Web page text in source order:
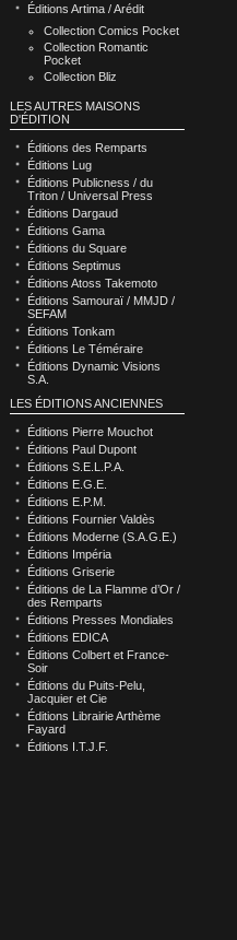
Éditions Artima / Arédit
Collection Comics Pocket
Collection Romantic
Pocket
Collection Bliz
LES AUTRES MAISONS
D'ÉDITION
Éditions des Remparts
Éditions Lug
Éditions Publicness / du
Triton / Universal Press
Éditions Dargaud
Éditions Gama
Éditions du Square
Éditions Septimus
Éditions Atoss Takemoto
Éditions Samouraï / MMJD /
SEFAM
Éditions Tonkam
Éditions Le Téméraire
Éditions Dynamic Visions
S.A.
LES ÉDITIONS ANCIENNES
Éditions Pierre Mouchot
Éditions Paul Dupont
Éditions S.E.L.P.A.
Éditions E.G.E.
Éditions E.P.M.
Éditions Fournier Valdès
Éditions Moderne (S.A.G.E.)
Éditions Impéria
Éditions Griserie
Éditions de La Flamme d’Or /
des Remparts
Éditions Presses Mondiales
Éditions EDICA
Éditions Colbert et France-
Soir
Éditions du Puits-Pelu,
Jacquier et Cie
Éditions Librairie Arthème
Fayard
Éditions I.T.J.F.